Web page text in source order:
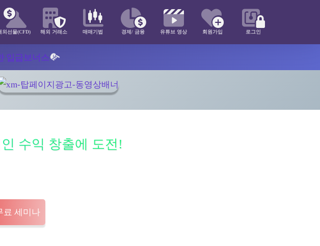
외선물(CFD) 해외 거래소 매매기법 경제/ 금융 유튜브 영상 회원가입 로그인
입급보너스
수익 창출에 도전!
료 세미나